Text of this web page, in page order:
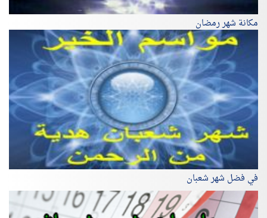
مكانة شهر رمضان
في فضل شهر شعبان